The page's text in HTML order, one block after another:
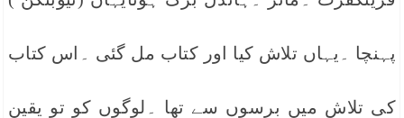
پہنچا ۔یہاں تلاش کیا اور کتاب مل گئی ۔اس کتاب
کی تلاش میں برسوں سے تھا ۔لوگوں کو تو یقین